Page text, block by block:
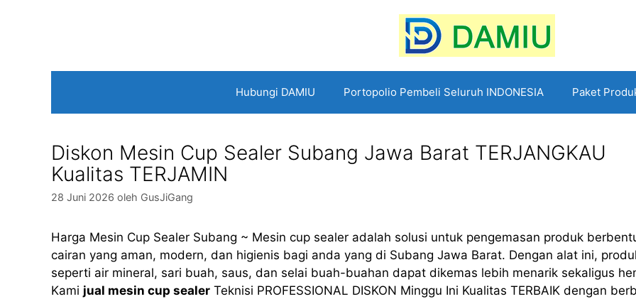
Hubungi DAMIU Portopolio Pembeli Seluruh INDONESIA Paket
Diskon Mesin Cup Sealer Subang Jawa Barat TERJANGKAU
Kualitas TERJAMIN
28 Juni 2026 oleh GusJiGang
Harga Mesin Cup Sealer Subang ~ Mesin cup sealer adalah solusi untuk pengemasan produk
cairan yang aman, modern, dan higienis bagi anda yang di Subang Jawa Barat. Dengan alat ini,
seperti air mineral, sari buah, saus, dan selai buah-buahan dapat dikemas lebih menarik sekaligus
Kami jual mesin cup sealer Teknisi PROFESSIONAL DISKON Minggu Ini Kualitas TERBAIK dengan